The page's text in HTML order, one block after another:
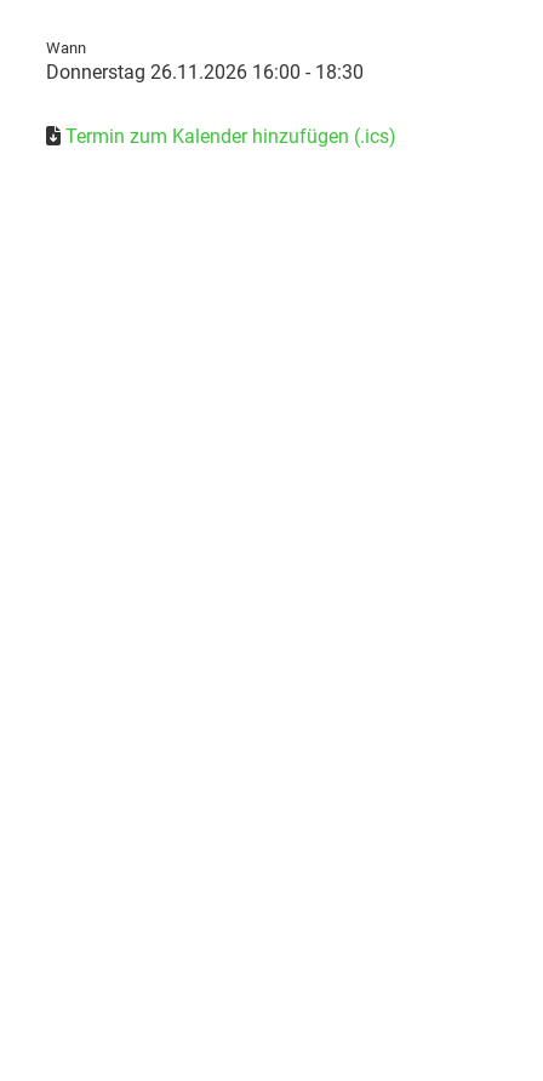
Wann
Donnerstag 26.11.2026 16:00 - 18:30
Termin zum Kalender hinzufügen (.ics)